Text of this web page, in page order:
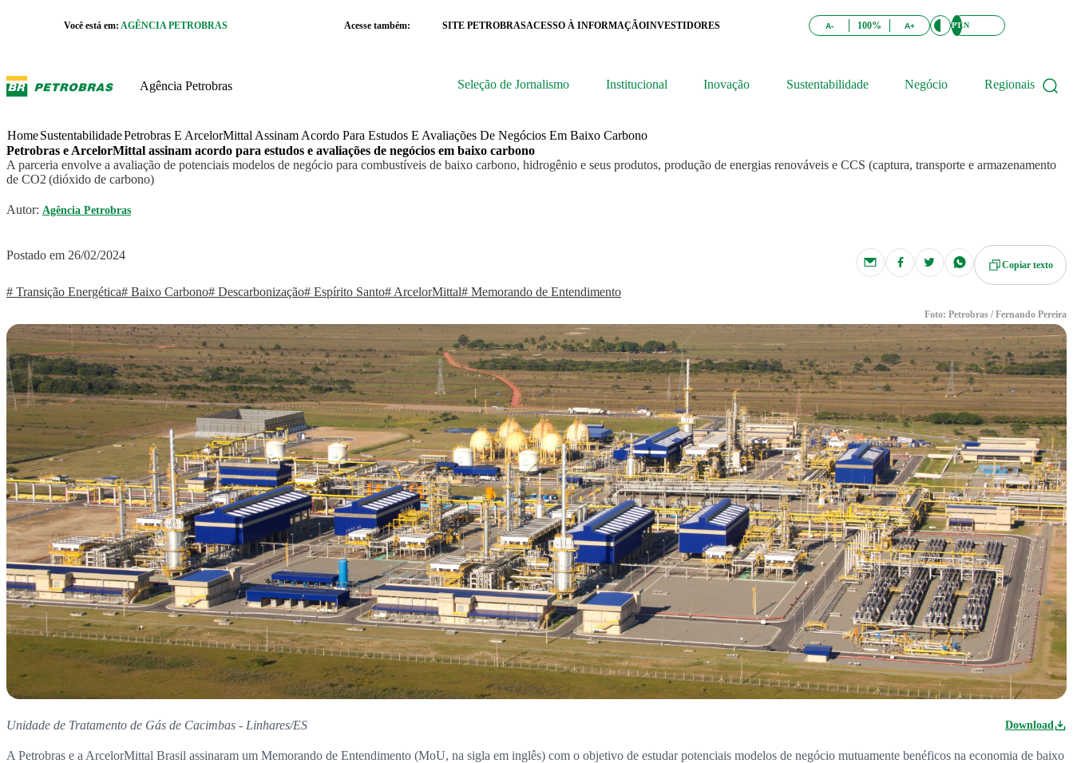
Você está em: AGÊNCIA PETROBRAS Acesse também: SITE PETROBRASACESSO À INFORMAÇÃOINVESTIDORES A- 100% A+ PTEN
Agência Petrobras Seleção de Jornalismo Institucional Inovação Sustentabilidade Negócio Regionais
HomeSustentabilidadePetrobras E ArcelorMittal Assinam Acordo Para Estudos E Avaliações De Negócios Em Baixo Carbono
Petrobras e ArcelorMittal assinam acordo para estudos e avaliações de negócios em baixo carbono
A parceria envolve a avaliação de potenciais modelos de negócio para combustíveis de baixo carbono, hidrogênio e seus produtos, produção de energias renováveis e CCS (captura, transporte e armazenamento
de CO2 (dióxido de carbono)
Autor: Agência Petrobras
Postado em 26/02/2024
Copiar texto
# Transição Energética# Baixo Carbono# Descarbonização# Espírito Santo# ArcelorMittal# Memorando de Entendimento
Foto: Petrobras / Fernando Pereira
Unidade de Tratamento de Gás de Cacimbas - Linhares/ES Download
A Petrobras e a ArcelorMittal Brasil assinaram um Memorando de Entendimento (MoU, na sigla em inglês) com o objetivo de estudar potenciais modelos de negócio mutuamente benéficos na economia de baixo
caixa de cookies